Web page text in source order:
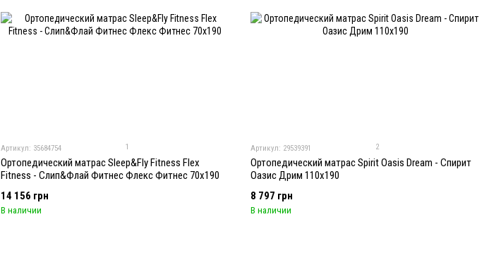
Артикул: 35684754 1
Ортопедический матрас Sleep&Fly Fitness Flex
Fitness - Слип&Флай Фитнес Флекс Фитнес 70x190
14 156 грн
В наличии
Артикул: 29539391 2
Ортопедический матрас Spirit Oasis Dream - Спирит
Оазис Дрим 110x190
8 797 грн
В наличии